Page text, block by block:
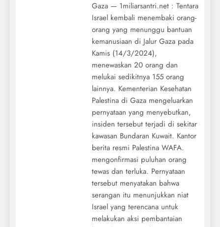
Gaza — 1miliarsantri.net : Tentara
Israel kembali menembaki orang-
orang yang menunggu bantuan
kemanusiaan di Jalur Gaza pada
Kamis (14/3/2024),
menewaskan 20 orang dan
melukai sedikitnya 155 orang
lainnya. Kementerian Kesehatan
Palestina di Gaza mengeluarkan
pernyataan yang menyebutkan,
insiden tersebut terjadi di sekitar
kawasan Bundaran Kuwait. Kantor
berita resmi Palestina WAFA.
mengonfirmasi puluhan orang
tewas dan terluka. Pernyataan
tersebut menyatakan bahwa
serangan itu menunjukkan niat
Israel yang terencana untuk
melakukan aksi pembantaian